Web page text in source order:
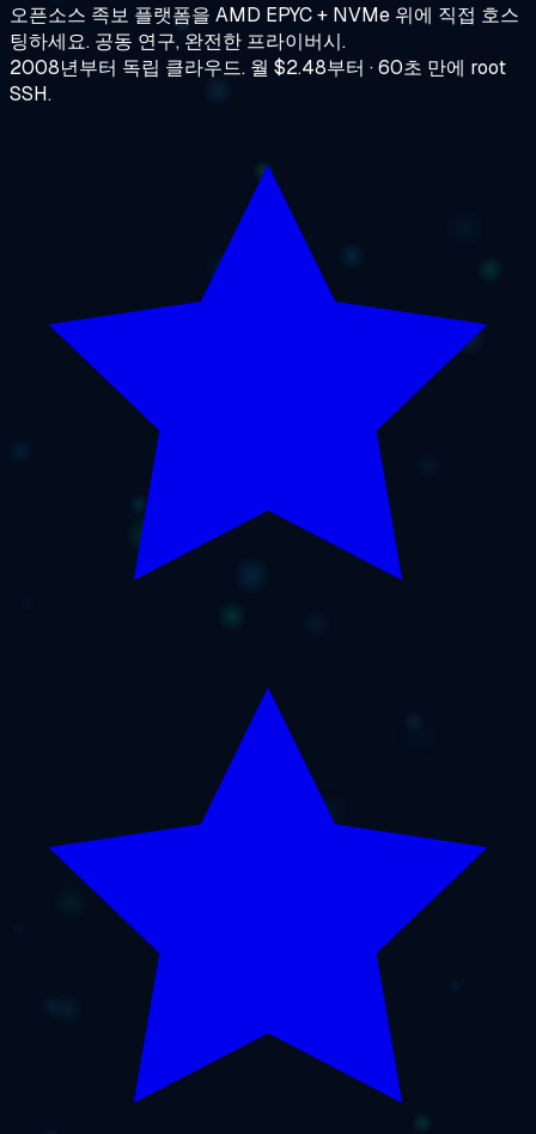
오픈소스 족보 플랫폼을 AMD EPYC + NVMe 위에 직접 호스
팅하세요. 공동 연구, 완전한 프라이버시.
2008년부터 독립 클라우드. 월 $2.48부터 · 60초 만에 root
SSH.